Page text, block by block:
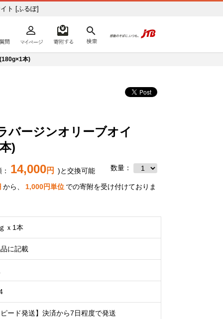
ト [ふるぽ]
本)
バージンオリーブオイ
)
14,000円 )と交換可能 数量：
から、 1,000円単位 での寄附を受け付けておりま
ｘ1本
に記載
ード発送】決済から7日程度で発送